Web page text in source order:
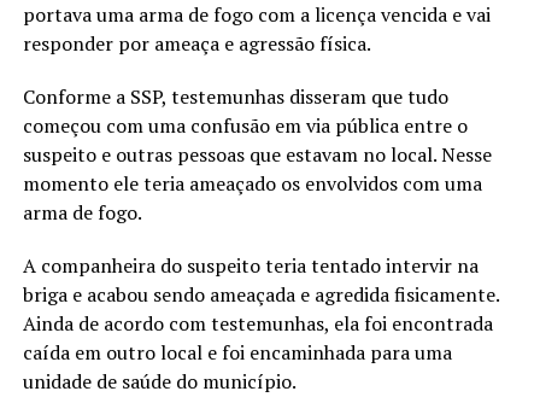
portava uma arma de fogo com a licença vencida e vai
responder por ameaça e agressão física.
Conforme a SSP, testemunhas disseram que tudo
começou com uma confusão em via pública entre o
suspeito e outras pessoas que estavam no local. Nesse
momento ele teria ameaçado os envolvidos com uma
arma de fogo.
A companheira do suspeito teria tentado intervir na
briga e acabou sendo ameaçada e agredida fisicamente.
Ainda de acordo com testemunhas, ela foi encontrada
caída em outro local e foi encaminhada para uma
unidade de saúde do município.